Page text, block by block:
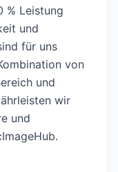
% Leistung
und
für uns
von
und
wir
und